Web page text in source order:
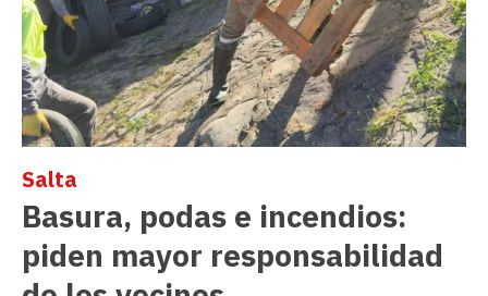
Basura, podas e incendios:
piden mayor responsabilidad
Salta